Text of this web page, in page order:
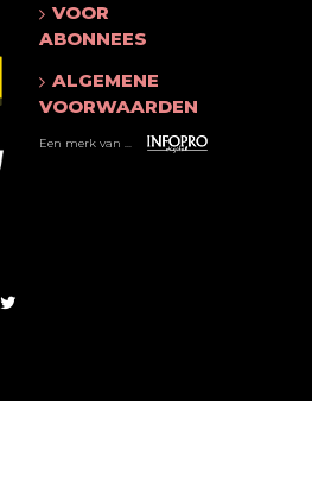
VOOR
ABONNEES
ALGEMENE
VOORWAARDEN
Een merk van ...